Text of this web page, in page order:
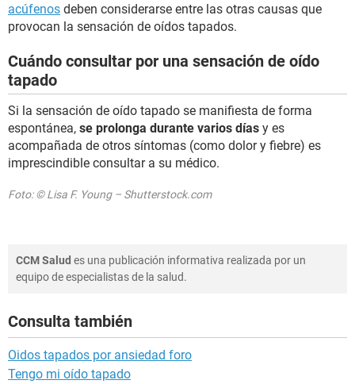
acúfenos deben considerarse entre las otras causas que
provocan la sensación de oídos tapados.
Cuándo consultar por una sensación de oído
tapado
Si la sensación de oído tapado se manifiesta de forma
espontánea, se prolonga durante varios días y es
acompañada de otros síntomas (como dolor y fiebre) es
imprescindible consultar a su médico.
Foto: © Lisa F. Young – Shutterstock.com
CCM Salud es una publicación informativa realizada por un
equipo de especialistas de la salud.
Consulta también
Oidos tapados por ansiedad foro
Tengo mi oído tapado